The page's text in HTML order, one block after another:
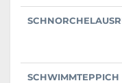
SCHWIMMTEPPICH